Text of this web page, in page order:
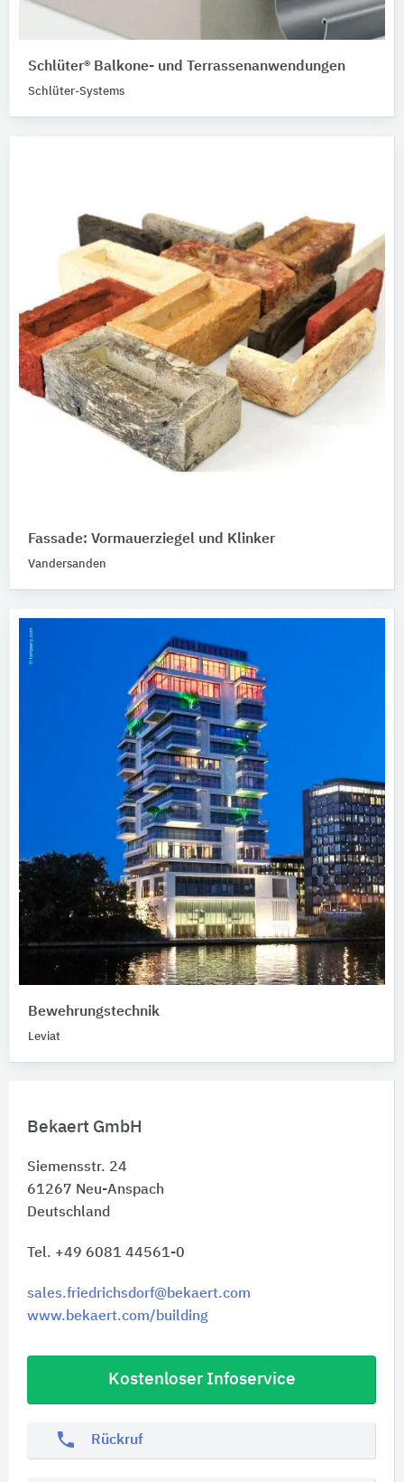
Bekaert GmbH
Siemensstr. 24
61267 Neu-Anspach
Deutschland
Tel. +49 6081 44561-0
sales.friedrichsdorf@bekaert.com
www.bekaert.com/building
Kostenloser Infoservice
phone Rückruf
Schlüter® Balkone- und Terrassenanwendungen
Schlüter-Systems
Fassade: Vormauerziegel und Klinker
Vandersanden
Bewehrungstechnik
Leviat